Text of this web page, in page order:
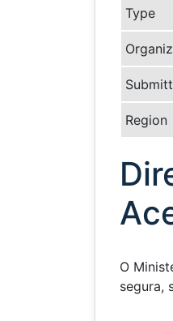
Type
Region
O
segura,